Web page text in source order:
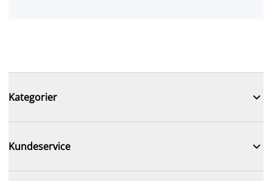
Kategorier 
Kundeservice 